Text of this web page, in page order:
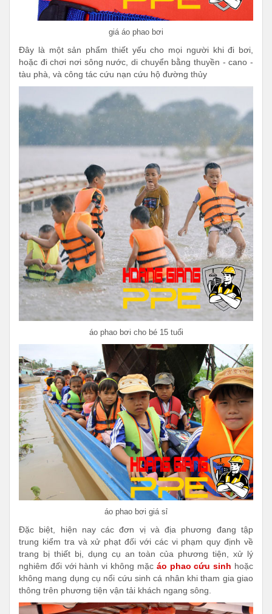
giá áo phao bơi
Đây là một sản phẩm thiết yếu cho mọi người khi đi bơi,
hoặc đi chơi nơi sông nước, di chuyển bằng thuyền - cano -
tàu phà, và công tác cứu nạn cứu hộ đường thủy
áo phao bơi cho bé 15 tuổi
áo phao bơi giá sỉ
Đặc biệt, hiện nay các đơn vị và địa phương đang tập
trung kiểm tra và xử phạt đối với các vi phạm quy định về
trang bị thiết bị, dụng cụ an toàn của phương tiện, xử lý
nghiêm đối với hành vi không mặc áo phao cứu sinh hoặc
không mang dụng cụ nổi cứu sinh cá nhân khi tham gia giao
thông trên phương tiện vận tải khách ngang sông.